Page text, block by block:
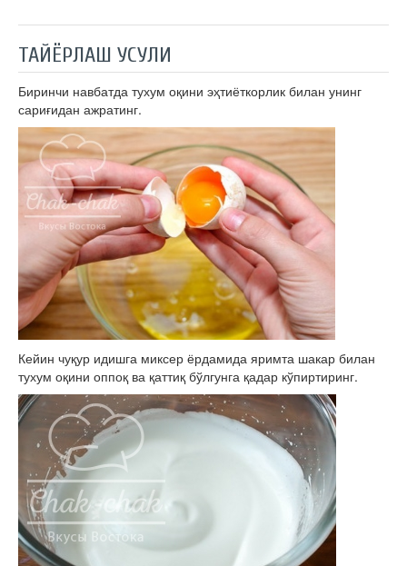
ТАЙЁРЛАШ УСУЛИ
Биринчи навбатда тухум оқини эҳтиёткорлик билан унинг
сариғидан ажратинг.
Кейин чуқур идишга миксер ёрдамида яримта шакар билан
тухум оқини оппоқ ва қаттиқ бўлгунга қадар кўпиртиринг.